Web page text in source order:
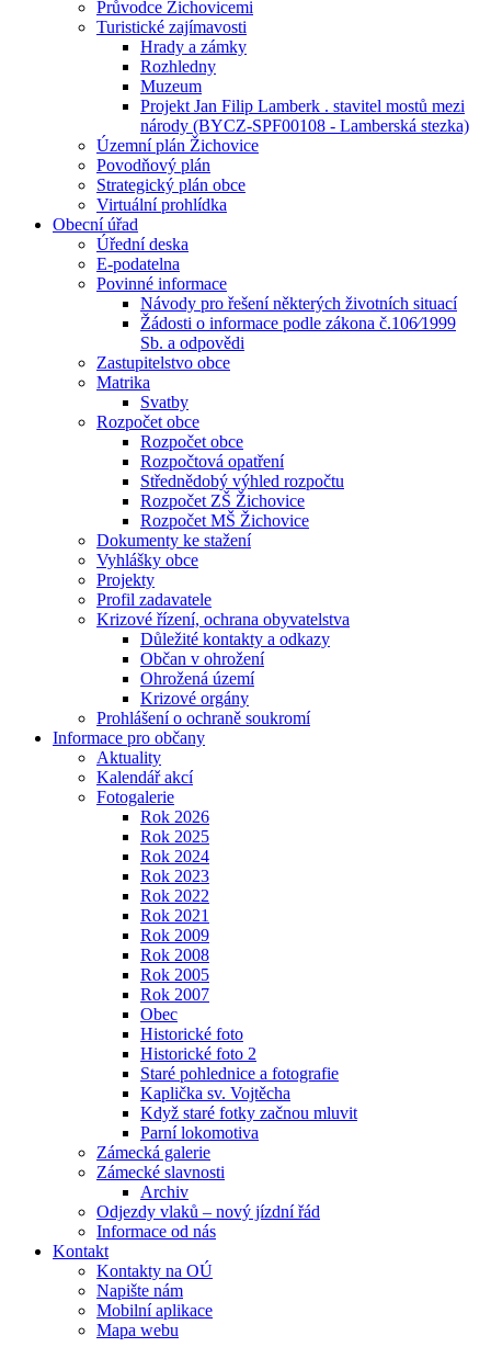
Průvodce Žichovicemi
Turistické zajímavosti
Hrady a zámky
Rozhledny
Muzeum
Projekt Jan Filip Lamberk . stavitel mostů mezi
národy (BYCZ-SPF00108 - Lamberská stezka)
Územní plán Žichovice
Povodňový plán
Strategický plán obce
Virtuální prohlídka
Obecní úřad
Úřední deska
E-podatelna
Povinné informace
Návody pro řešení některých životních situací
Žádosti o informace podle zákona č.106⁄1999
Sb. a odpovědi
Zastupitelstvo obce
Matrika
Svatby
Rozpočet obce
Rozpočet obce
Rozpočtová opatření
Střednědobý výhled rozpočtu
Rozpočet ZŠ Žichovice
Rozpočet MŠ Žichovice
Dokumenty ke stažení
Vyhlášky obce
Projekty
Profil zadavatele
Krizové řízení, ochrana obyvatelstva
Důležité kontakty a odkazy
Občan v ohrožení
Ohrožená území
Krizové orgány
Prohlášení o ochraně soukromí
Informace pro občany
Aktuality
Kalendář akcí
Fotogalerie
Rok 2026
Rok 2025
Rok 2024
Rok 2023
Rok 2022
Rok 2021
Rok 2009
Rok 2008
Rok 2005
Rok 2007
Obec
Historické foto
Historické foto 2
Staré pohlednice a fotografie
Kaplička sv. Vojtěcha
Když staré fotky začnou mluvit
Parní lokomotiva
Zámecká galerie
Zámecké slavnosti
Archiv
Odjezdy vlaků – nový jízdní řád
Informace od nás
Kontakt
Kontakty na OÚ
Napište nám
Mobilní aplikace
Mapa webu